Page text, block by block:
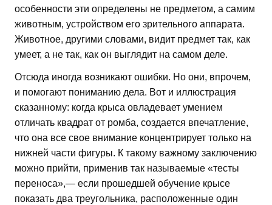
особенности эти определены не предметом, а самим
животным, устройством его зрительного аппарата.
Животное, другими словами, видит предмет так, как
умеет, а не так, как он выглядит на самом деле.
Отсюда иногда возникают ошибки. Но они, впрочем,
и помогают пониманию дела. Вот и иллюстрация
сказанному: когда крыса овладевает умением
отличать квадрат от ромба, создается впечатление,
что она все свое внимание концентрирует только на
нижней части фигуры. К такому важному заключению
можно прийти, применив так называемые «тесты
переноса»,— если прошедшей обучение крысе
показать два треугольника, расположенные один